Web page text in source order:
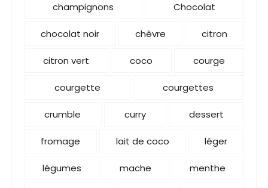
champignons Chocolat
chocolat noir chèvre citron
citron vert coco courge
courgette courgettes
crumble curry dessert
fromage lait de coco léger
légumes mache menthe